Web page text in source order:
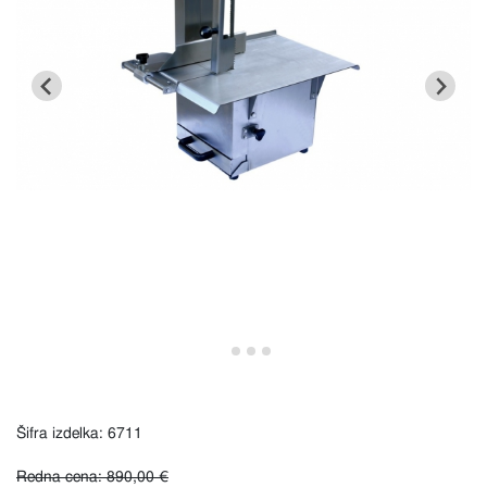
Šifra izdelka: 6711
Redna cena: 890,00 €